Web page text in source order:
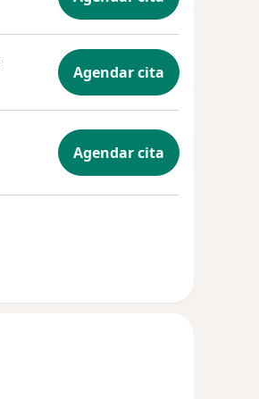
Agendar cita
Agendar cita